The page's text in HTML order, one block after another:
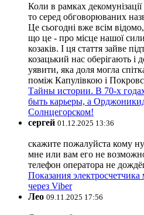
Коли в рамках
то серед обговорюваних
Це сьогодні вже всім
що це - про місце нашої
козаків. І ця стаття зайве
козацький нас оберігають і
уявити, яка доля могла
поміж Капулівкою і
Тайны истории. В 70-х
быть карьеры, а
Солнцегорском!
сергей 01.12.2025 13:36
скажите пожалуйста кому
мне или вам его не
телефон оператора не
Показания
через Viber
Лео 09.11.2025 17:56